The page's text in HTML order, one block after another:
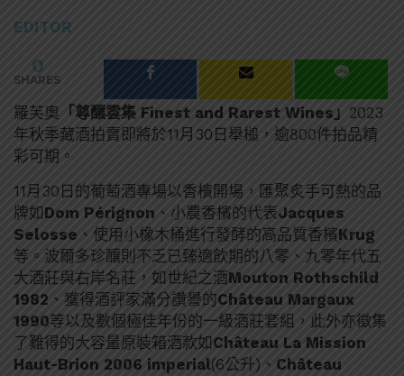
EDITOR
0
SHARES
羅芙奧 「尊釀雲集 Finest and Rarest Wines」 2023
年秋季藏酒拍賣即將於11月30日舉槌，逾800件拍品精
彩可期。
11月30日的葡萄酒專場以香檳開場，匯聚炙手可熱的品
牌如 Dom Pérignon 、小農香檳的代表Jacques
Selosse 、使用小橡木桶進行發酵的高品質香檳Krug
等。波爾多珍釀則不乏已臻適飲期的八零、九零年代五
大酒莊與右岸名莊，如世紀之酒Mouton Rothschild
1982 、獲得酒評家滿分讚譽的Château Margaux
1990等以及數個極佳年份的一級酒莊套組，此外亦徵集
了難得的大容量原裝箱酒款如 Château La Mission
Haut-Brion 2006 imperial(6公升)、 Château